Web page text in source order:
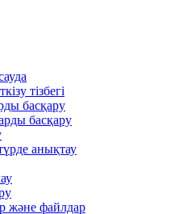
тізбегі
басқару
басқару
анықтау
және файлдар